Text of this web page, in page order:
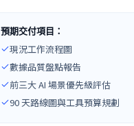
預期交付項目：
現況工作流程圖
數據品質盤點報告
前三大 AI 場景優先級評估
90 天路線圖與工具預算規劃